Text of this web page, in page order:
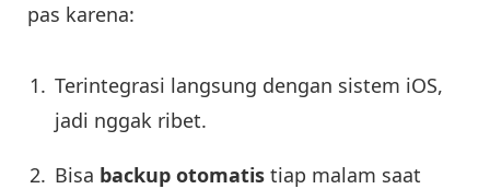
pas karena:
Terintegrasi langsung dengan sistem iOS,
jadi nggak ribet.
Bisa backup otomatis tiap malam saat